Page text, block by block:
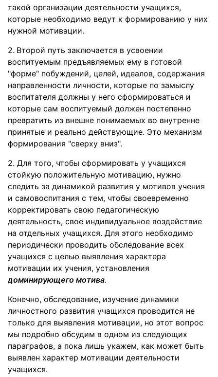
такой организации деятельности учащихся,
которые необходимо ведут к формированию у них
нужной мотивации.
Второй путь заключается в усвоении
воспитуемым предъявляемых ему в готовой
"форме" побуждений, целей, идеалов, содержания
направленности личности, которые по замыслу
воспитателя должны у него сформироваться и
которые сам воспитуемый должен постепенно
превратить из внешне понимаемых во внутренне
принятые и реально действующие. Это механизм
формирования "сверху вниз".
2. Для того, чтобы сформировать у учащихся
стойкую положительную мотивацию, нужно
следить за динамикой развития у мотивов учения
и самовоспитания с тем, чтобы своевременно
корректировать свою педагогическую
деятельность, свое индивидуальное воздействие
на отдельных учащихся. Для этого необходимо
периодически проводить обследование всех
учащихся с целью выявления характера
мотивации их учения, установления
доминирующего мотива.
Конечно, обследование, изучение динамики
личностного развития учащихся проводится не
только для выявления мотивации, но этот вопрос
мы подробно обсудим в одном из следующих
параграфов, а пока лишь укажем, как может быть
выявлен характер мотивации деятельности
учащихся.